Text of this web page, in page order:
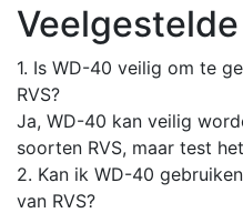
1. Is WD-40 veilig om te
RVS?
Ja, WD-40 kan veilig
soorten RVS, maar test
2. Kan ik WD-40
van RVS?